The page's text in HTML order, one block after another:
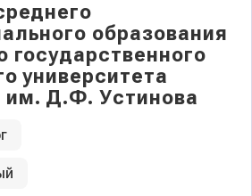
образования
государственного
университета
Д.Ф. Устинова